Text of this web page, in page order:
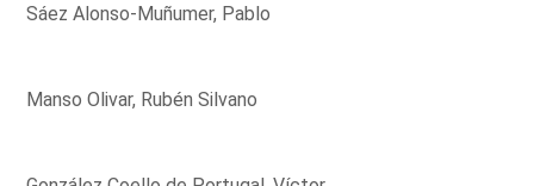
Sáez Alonso-Muñumer, Pablo
Manso Olivar, Rubén Silvano